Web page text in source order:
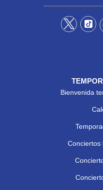
Bienvenida
Conciertos